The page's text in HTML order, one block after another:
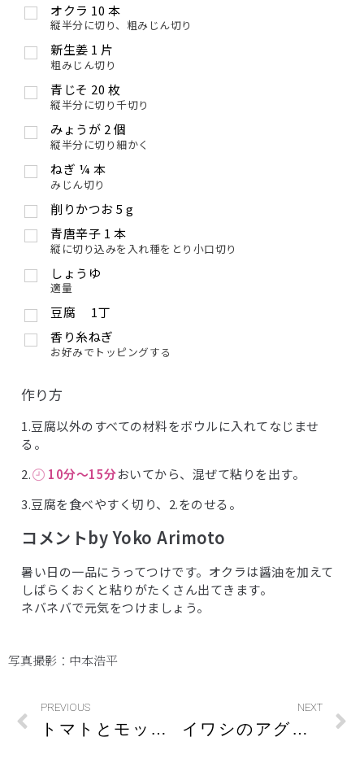
オクラ 10 本
縦半分に切り、粗みじん切り
新生姜 1 片
粗みじん切り
青じそ 20 枚
縦半分に切り千切り
みょうが 2個
縦半分に切り細かく
ねぎ ¼ 本
みじん切り
削りかつお5 g
青唐辛子 1 本
縦に切り込みを入れ種をとり小口切り
しょうゆ
適量
豆腐 1丁
香り糸ねぎ
お好みでトッピングする
作り方
1.豆腐以外のすべての材料をボウルに入れてなじませ
る。
2.
10分〜15分おいてから、混ぜて粘りを出す。
3.豆腐を食べやすく切り、2.をのせる。
コメントby Yoko Arimoto
暑い日の一品にうってつけです。オクラは醤油を加えて
しばらくおくと粘りがたくさん出てきます。
ネバネバで元気をつけましょう。
写真撮影：中本浩平
PREVIOUS
トマトとモッツァレラの串刺し
NEXT
イワシのアグロドルチェ